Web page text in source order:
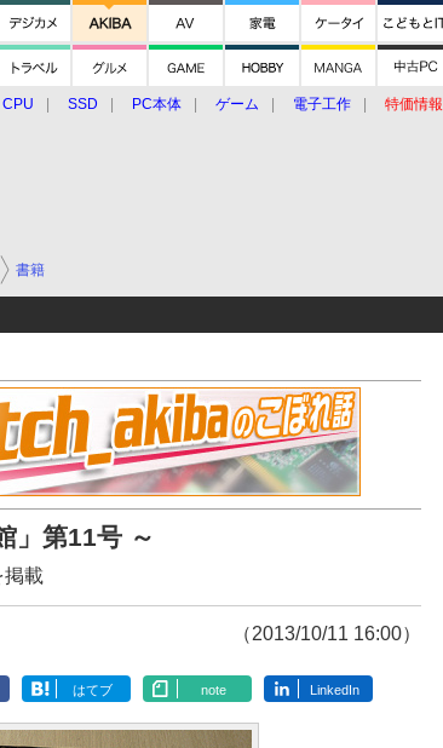
CPU SSD PC本体 ゲーム 電子工作 特価情報
書籍
」第11号 ～
掲載
（2013/10/11 16:00）
はてブ note LinkedIn